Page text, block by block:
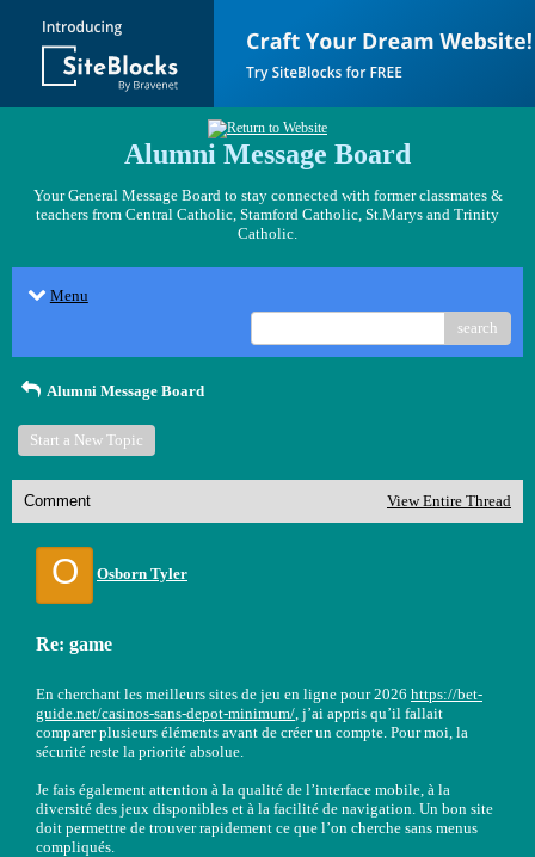
Alumni Message Board
Your General Message Board to stay connected with former classmates &
teachers from Central Catholic, Stamford Catholic, St.Marys and Trinity
Catholic.
Menu
search
Alumni Message Board
Start a New Topic
Comment View Entire Thread
O Osborn Tyler
Re: game
En cherchant les meilleurs sites de jeu en ligne pour 2026 https://bet-
guide.net/casinos-sans-depot-minimum/, j’ai appris qu’il fallait
comparer plusieurs éléments avant de créer un compte. Pour moi, la
sécurité reste la priorité absolue.
Je fais également attention à la qualité de l’interface mobile, à la
diversité des jeux disponibles et à la facilité de navigation. Un bon site
doit permettre de trouver rapidement ce que l’on cherche sans menus
compliqués.